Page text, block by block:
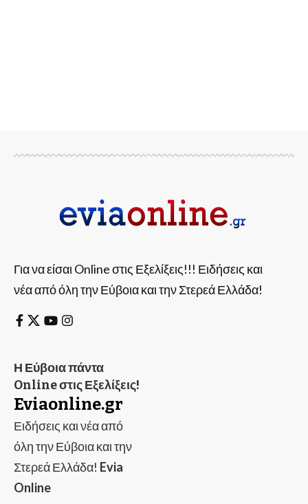
Για να είσαι Online στις Εξελίξεις!!! Ειδήσεις και
νέα από όλη την Εύβοια και την Στερεά Ελλάδα!
Η Εύβοια πάντα
Online στις Εξελίξεις!
Eviaonline.gr
Ειδήσεις και νέα από
όλη την Εύβοια και την
Στερεά Ελλάδα! Evia
Online